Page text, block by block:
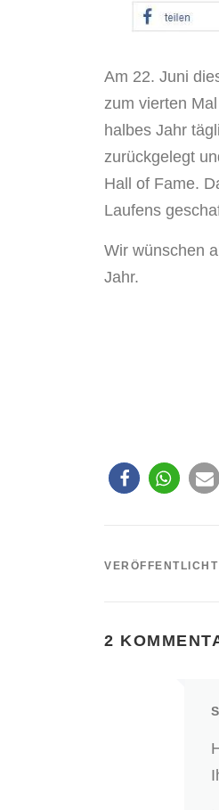
Am 22. Juni
zum vierten
halbes Jahr
zurückgelegt
Hall of Fame.
Laufens
Wir wünschen
Jahr.
2